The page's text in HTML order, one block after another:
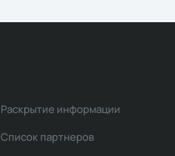
Раскрытие информации
Список партнеров